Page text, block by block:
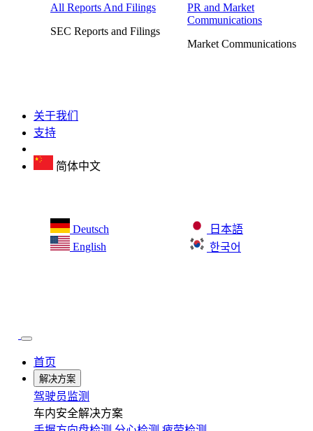
All Reports And Filings
SEC Reports and Filings
PR and Market
Communications
Market Communications
关于我们
支持
简体中文
Deutsch
English
日本語
한국어
首页
解决方案
驾驶员监测
车内安全解决方案